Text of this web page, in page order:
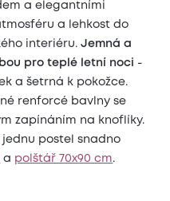
a elegantními
a lehkost do
interiéru.Jemná a
pro teplé letní noci
-
a šetrná k pokožce.
renforcé bavlny se
zapínáním na knoflíky.
jednu postel snadno
a polštář 70x90 cm.